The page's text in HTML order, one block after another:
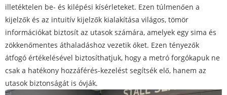
illetéktelen be- és kilépési kísérleteket. Ezen túlmenően a
kijelzők és az intuitív kijelzők kialakítása világos, tömör
információkat biztosít az utasok számára, amelyek egy sima és
zökkenőmentes áthaladáshoz vezetik őket. Ezen tényezők
átfogó értékelésével biztosíthatjuk, hogy a metró forgókapuk ne
csak a hatékony hozzáférés-kezelést segítsék elő, hanem az
utasok biztonságát is óvják.